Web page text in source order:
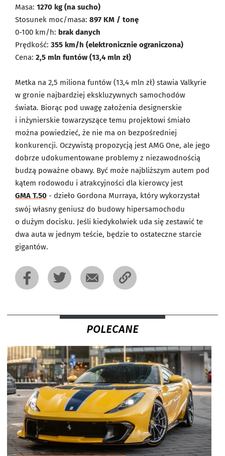
Masa: 1270 kg (na sucho)
Stosunek moc/masa: 897 KM / tonę
0-100 km/h: brak danych
Prędkość: 355 km/h (elektronicznie ograniczona)
Cena: 2,5 mln funtów (13,4 mln zł)
Metka na 2,5 miliona funtów (13,4 mln zł) stawia Valkyrie
w gronie najbardziej ekskluzywnych samochodów
świata. Biorąc pod uwagę założenia designerskie
i inżynierskie towarzyszące temu projektowi śmiało
można powiedzieć, że nie ma on bezpośredniej
konkurencji. Oczywistą propozycją jest AMG One, ale jego
dobrze udokumentowane problemy z niezawodnością
budzą poważne obawy. Być może najbliższym autem pod
kątem rodowodu i atrakcyjności dla kierowcy jest
GMA T.50 - dzieło Gordona Murraya, który wykorzystał
swój własny geniusz do budowy hipersamochodu
o dużym docisku. Jeśli kiedykolwiek uda się zestawić te
dwa auta w jednym teście, będzie to ostateczne starcie
gigantów.
POLECANE